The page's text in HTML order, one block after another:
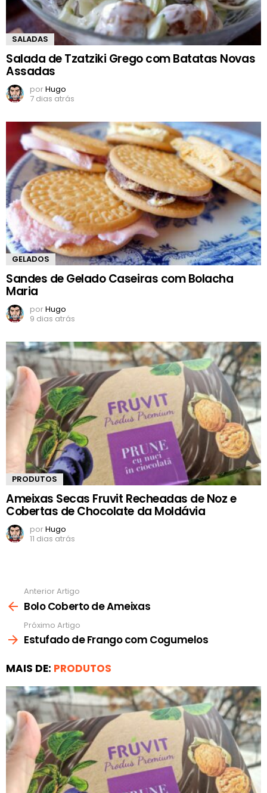
SALADAS
Salada de Tzatziki Grego com Batatas Novas
Assadas
porHugo
7 dias atrás
GELADOS
Sandes de Gelado Caseiras com Bolacha
Maria
porHugo
9 dias atrás
PRODUTOS
Ameixas Secas Fruvit Recheadas de Noz e
Cobertas de Chocolate da Moldávia
porHugo
11 dias atrás
mais
Anterior Artigo
Bolo Coberto de Ameixas
Próximo Artigo
Estufado de Frango com Cogumelos
MAIS DE: PRODUTOS